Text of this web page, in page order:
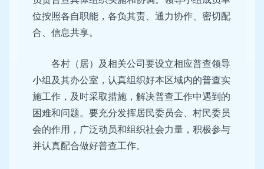
位按照各自职能，各负其责、通力协作、密切配
合、信息共享。
各村（居）及相关公司要设立相应普查领导
小组及其办公室，认真组织好本区域内的普查实
施工作，及时采取措施，解决普查工作中遇到的
困难和问题。要充分发挥居民委员会、村民委员
会的作用，广泛动员和组织社会力量，积极参与
并认真配合做好普查工作。